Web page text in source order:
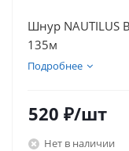
Шнур NAUTILUS
135м
Подробнее
520 ₽/шт
Нет в наличии